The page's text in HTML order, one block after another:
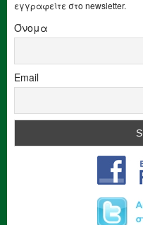
εγγραφείτε στο newsletter.
Όνομα
Email